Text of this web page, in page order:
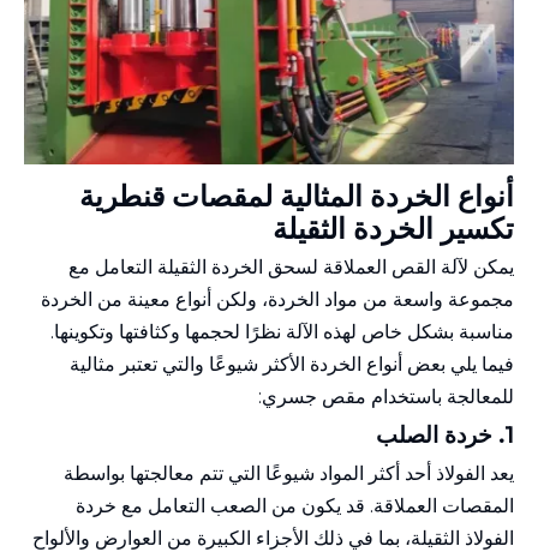
أنواع الخردة المثالية لمقصات قنطرية
تكسير الخردة الثقيلة
يمكن لآلة القص العملاقة لسحق الخردة الثقيلة التعامل مع
مجموعة واسعة من مواد الخردة، ولكن أنواع معينة من الخردة
مناسبة بشكل خاص لهذه الآلة نظرًا لحجمها وكثافتها وتكوينها.
فيما يلي بعض أنواع الخردة الأكثر شيوعًا والتي تعتبر مثالية
للمعالجة باستخدام مقص جسري:
1. خردة الصلب
يعد الفولاذ أحد أكثر المواد شيوعًا التي تتم معالجتها بواسطة
المقصات العملاقة. قد يكون من الصعب التعامل مع خردة
الفولاذ الثقيلة، بما في ذلك الأجزاء الكبيرة من العوارض والألواح